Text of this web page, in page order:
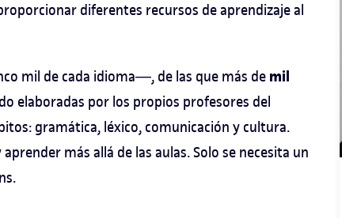
diferentes recursos de aprendizaje al
mil de cada idioma―, de las que más de mil
elaboradas por los propios profesores del
gramática, léxico, comunicación y cultura.
más allá de las aulas. Solo se necesita un